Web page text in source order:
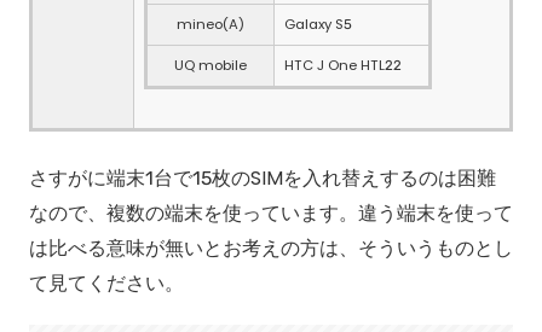
mineo(A) Galaxy S5
UQ mobile HTC J One HTL22
さすがに端末1台で15枚のSIMを入れ替えするのは困難
なので、複数の端末を使っています。違う端末を使って
は比べる意味が無いとお考えの方は、そういうものとし
て見てください。